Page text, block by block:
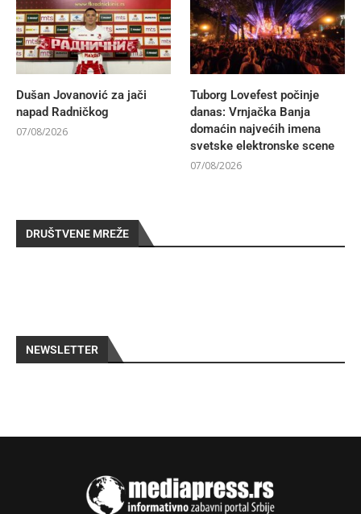
Dušan Jovanović za jači
napad Radničkog
07/08/2026
Tuborg Lovefest počinje
danas: Vrnjačka Banja
domaćin najvećih imena
svetske elektronske scene
07/08/2026
DRUŠTVENE MREŽE
NEWSLETTER